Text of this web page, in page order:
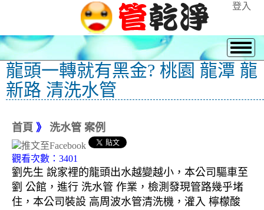
登入
龍頭一轉就有黑金? 桃園 龍潭 龍
新路 清洗水管
首頁 》 洗水管 案例
觀看次數：3401
劉先生 說家裡的龍頭出水越變越小，本公司驅車至
劉 公館，進行 洗水管 作業，檢測發現管路幾乎堵
住，本公司裝設 高周波水管清洗機，灌入 檸檬酸